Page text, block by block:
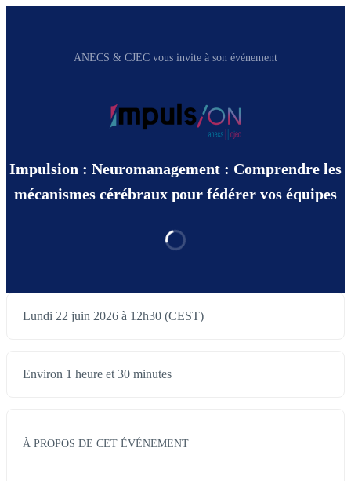
ANECS & CJEC vous invite à son événement
Impulsion : Neuromanagement : Comprendre les
mécanismes cérébraux pour fédérer vos équipes
Lundi 22 juin 2026 à 12h30 (CEST)
Environ 1 heure et 30 minutes
À PROPOS DE CET ÉVÉNEMENT